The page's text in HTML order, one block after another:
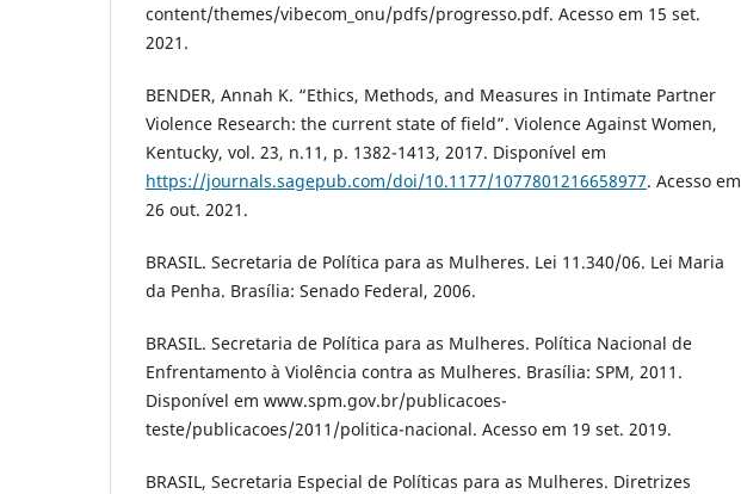
content/themes/vibecom_onu/pdfs/progresso.pdf. Acesso em 15 set.
2021.
BENDER, Annah K. “Ethics, Methods, and Measures in Intimate Partner
Violence Research: the current state of field”. Violence Against Women,
Kentucky, vol. 23, n.11, p. 1382-1413, 2017. Disponível em
https://journals.sagepub.com/doi/10.1177/1077801216658977. Acesso em
26 out. 2021.
BRASIL. Secretaria de Política para as Mulheres. Lei 11.340/06. Lei Maria
da Penha. Brasília: Senado Federal, 2006.
BRASIL. Secretaria de Política para as Mulheres. Política Nacional de
Enfrentamento à Violência contra as Mulheres. Brasília: SPM, 2011.
Disponível em www.spm.gov.br/publicacoes-
teste/publicacoes/2011/politica-nacional. Acesso em 19 set. 2019.
BRASIL, Secretaria Especial de Políticas para as Mulheres. Diretrizes